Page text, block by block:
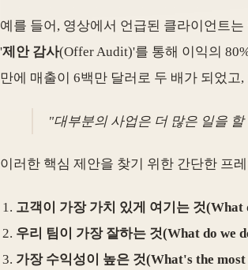
예를 들어, 영상에서 언급된 클라이언트
'제안 감사(Offer Audit)'를 통해 이익의
만에 매출이 6백만 달러로 두 배가 되었
"대부분의 사업은 더 많은 일을
이러한 핵심 제안을 찾기 위한 간단한 프
고객이 가장 가치 있게 여기는 것(What
우리 팀이 가장 잘하는 것(What do we
가장 수익성이 높은 것(What's the